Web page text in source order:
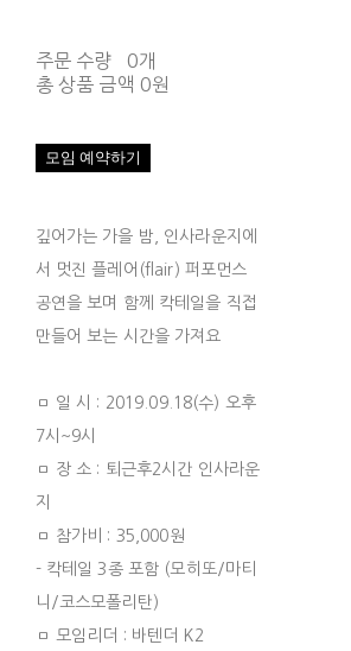
주문 수량
0개
총 상품 금액 0원
깊어가는 가을 밤, 인사라운지에
서 멋진 플레어(flair) 퍼포먼스
공연을 보며 함께 칵테일을 직접
만들어 보는 시간을 가져요
ㅁ 일 시 : 2019.09.18(수) 오후
7시~9시
ㅁ 장 소 : 퇴근후2시간 인사라운
지
ㅁ 참가비 : 35,000원
- 칵테일 3종 포함 (모히또/마티
니/코스모폴리탄)
ㅁ 모임리더 : 바텐더 K2